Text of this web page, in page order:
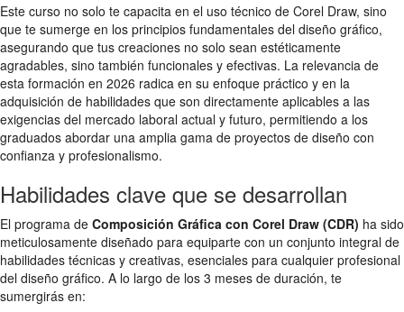
Este curso no solo te capacita en el uso técnico de Corel Draw, sino
que te sumerge en los principios fundamentales del diseño gráfico,
asegurando que tus creaciones no solo sean estéticamente
agradables, sino también funcionales y efectivas. La relevancia de
esta formación en 2026 radica en su enfoque práctico y en la
adquisición de habilidades que son directamente aplicables a las
exigencias del mercado laboral actual y futuro, permitiendo a los
graduados abordar una amplia gama de proyectos de diseño con
confianza y profesionalismo.
Habilidades clave que se desarrollan
El programa de Composición Gráfica con Corel Draw (CDR) ha sido
meticulosamente diseñado para equiparte con un conjunto integral de
habilidades técnicas y creativas, esenciales para cualquier profesional
del diseño gráfico. A lo largo de los 3 meses de duración, te
sumergirás en: